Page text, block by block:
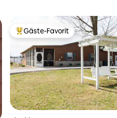
Beliebter Gäste-Favorit.
Gäste-Favorit